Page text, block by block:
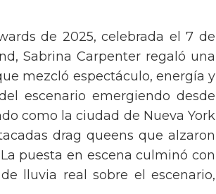
de 2025, celebrada el 7 de
Sabrina Carpenter regaló una
mezcló espectáculo, energía y
escenario emergiendo desde
como la ciudad de Nueva York
drag queens que alzaron
puesta en escena culminó con
lluvia real sobre el escenario,